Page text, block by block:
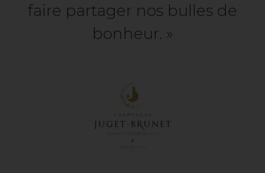
faire partager nos bulles de
bonheur. »